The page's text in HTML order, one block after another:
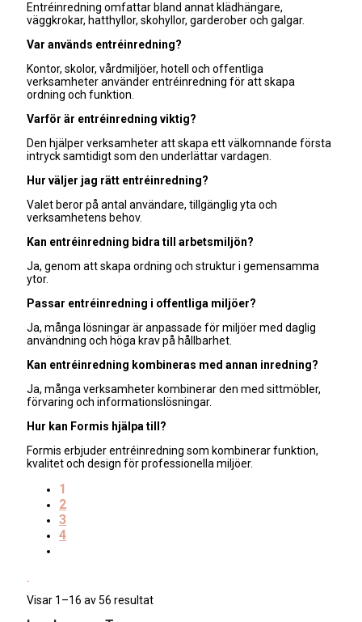
Entréinredning omfattar bland annat klädhängare,
väggkrokar, hatthyllor, skohyllor, garderober och galgar.
Var används entréinredning?
Kontor, skolor, vårdmiljöer, hotell och offentliga
verksamheter använder entréinredning för att skapa
ordning och funktion.
Varför är entréinredning viktig?
Den hjälper verksamheter att skapa ett välkomnande första
intryck samtidigt som den underlättar vardagen.
Hur väljer jag rätt entréinredning?
Valet beror på antal användare, tillgänglig yta och
verksamhetens behov.
Kan entréinredning bidra till arbetsmiljön?
Ja, genom att skapa ordning och struktur i gemensamma
ytor.
Passar entréinredning i offentliga miljöer?
Ja, många lösningar är anpassade för miljöer med daglig
användning och höga krav på hållbarhet.
Kan entréinredning kombineras med annan inredning?
Ja, många verksamheter kombinerar den med sittmöbler,
förvaring och informationslösningar.
Hur kan Formis hjälpa till?
Formis erbjuder entréinredning som kombinerar funktion,
kvalitet och design för professionella miljöer.
1
2
3
4
Visar 1–16 av 56 resultatSortera